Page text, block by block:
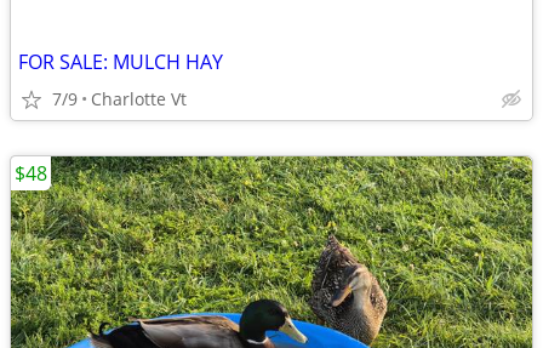
FOR SALE: MULCH HAY
7/9 Charlotte Vt
$48